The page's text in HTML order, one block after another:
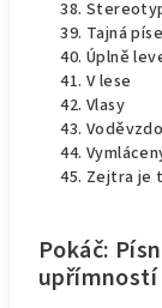
Tajná
Úplně
V lese
Vlasy
Zejtra je
Pokáč:
upřímností